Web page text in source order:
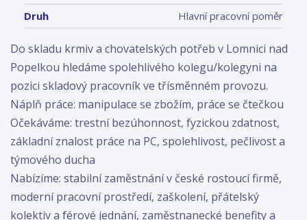
Druh
Hlavní pracovní poměr
Do skladu krmiv a chovatelských potřeb v Lomnici nad
Popelkou hledáme spolehlivého kolegu/kolegyni na
pozici skladový pracovník ve třísměnném provozu.
Náplň práce: manipulace se zbožím, práce se čtečkou
Očekáváme: trestní bezúhonnost, fyzickou zdatnost,
základní znalost práce na PC, spolehlivost, pečlivost a
týmového ducha
Nabízíme: stabilní zaměstnání v české rostoucí firmě,
moderní pracovní prostředí, zaškolení, přátelský
kolektiv a férové jednání, zaměstnanecké benefity a